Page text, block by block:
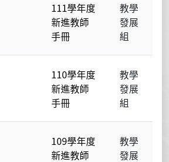
111學年度
新進教師
手冊
教學
發展
組
110學年度
新進教師
手冊
教學
發展
組
109學年度
新進教師
教學
發展